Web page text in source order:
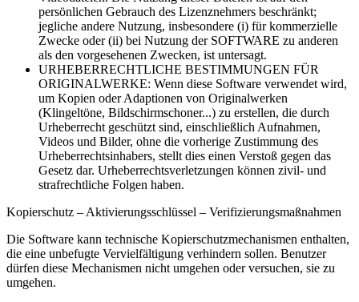
persönlichen Gebrauch des Lizenznehmers beschränkt;
jegliche andere Nutzung, insbesondere (i) für kommerzielle
Zwecke oder (ii) bei Nutzung der SOFTWARE zu anderen
als den vorgesehenen Zwecken, ist untersagt.
URHEBERRECHTLICHE BESTIMMUNGEN FÜR
ORIGINALWERKE: Wenn diese Software verwendet wird,
um Kopien oder Adaptionen von Originalwerken
(Klingeltöne, Bildschirmschoner...) zu erstellen, die durch
Urheberrecht geschützt sind, einschließlich Aufnahmen,
Videos und Bilder, ohne die vorherige Zustimmung des
Urheberrechtsinhabers, stellt dies einen Verstoß gegen das
Gesetz dar. Urheberrechtsverletzungen können zivil- und
strafrechtliche Folgen haben.
Kopierschutz – Aktivierungsschlüssel – Verifizierungsmaßnahmen
Die Software kann technische Kopierschutzmechanismen enthalten,
die eine unbefugte Vervielfältigung verhindern sollen. Benutzer
dürfen diese Mechanismen nicht umgehen oder versuchen, sie zu
umgehen.